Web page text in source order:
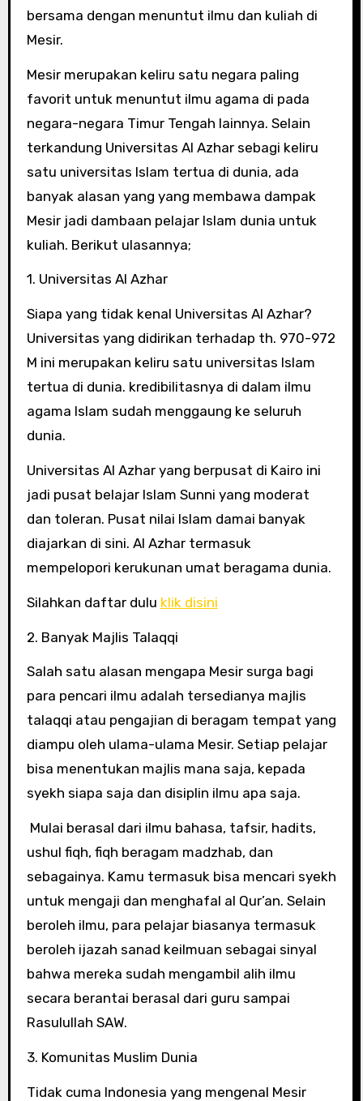
bersama dengan menuntut ilmu dan kuliah di
Mesir.
Mesir merupakan keliru satu negara paling
favorit untuk menuntut ilmu agama di pada
negara-negara Timur Tengah lainnya. Selain
terkandung Universitas Al Azhar sebagi keliru
satu universitas Islam tertua di dunia, ada
banyak alasan yang yang membawa dampak
Mesir jadi dambaan pelajar Islam dunia untuk
kuliah. Berikut ulasannya;
1. Universitas Al Azhar
Siapa yang tidak kenal Universitas Al Azhar?
Universitas yang didirikan terhadap th. 970-972
M ini merupakan keliru satu universitas Islam
tertua di dunia. kredibilitasnya di dalam ilmu
agama Islam sudah menggaung ke seluruh
dunia.
Universitas Al Azhar yang berpusat di Kairo ini
jadi pusat belajar Islam Sunni yang moderat
dan toleran. Pusat nilai Islam damai banyak
diajarkan di sini. Al Azhar termasuk
mempelopori kerukunan umat beragama dunia.
Silahkan daftar dulu klik disini
2. Banyak Majlis Talaqqi
Salah satu alasan mengapa Mesir surga bagi
para pencari ilmu adalah tersedianya majlis
talaqqi atau pengajian di beragam tempat yang
diampu oleh ulama-ulama Mesir. Setiap pelajar
bisa menentukan majlis mana saja, kepada
syekh siapa saja dan disiplin ilmu apa saja.
Mulai berasal dari ilmu bahasa, tafsir, hadits,
ushul fiqh, fiqh beragam madzhab, dan
sebagainya. Kamu termasuk bisa mencari syekh
untuk mengaji dan menghafal al Qur’an. Selain
beroleh ilmu, para pelajar biasanya termasuk
beroleh ijazah sanad keilmuan sebagai sinyal
bahwa mereka sudah mengambil alih ilmu
secara berantai berasal dari guru sampai
Rasulullah SAW.
3. Komunitas Muslim Dunia
Tidak cuma Indonesia yang mengenal Mesir